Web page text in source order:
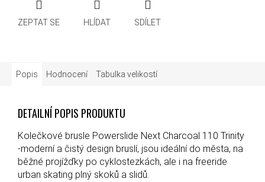
ZEPTAT SE HLÍDAT SDÍLET
Popis Hodnocení Tabulka velikostí
DETAILNÍ POPIS PRODUKTU
Kolečkové brusle Powerslide Next Charcoal 110 Trinity
-moderní a čistý design bruslí, jsou ideální do města, na
běžné projížďky po cyklostezkách, ale i na freeride
urban skating plný skoků a slidů.